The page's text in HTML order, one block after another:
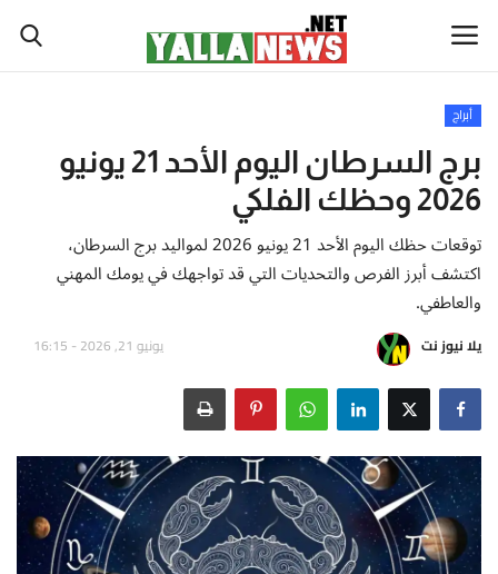
أخبار العالم
أخبار الوطن العربي
سياسة واقتصاد
رياضة
تكنولوجيا وعلوم
صحة ولياقة
أطباق من المطابخ العربية
أبراج
برج السرطان اليوم الأحد 21 يونيو
2026 وحظك الفلكي
توقعات حظك اليوم الأحد 21 يونيو 2026 لمواليد برج السرطان،
اكتشف أبرز الفرص والتحديات التي قد تواجهك في يومك المهني
والعاطفي.
يلا نيوز نت يونيو 21, 2026 - 16:15